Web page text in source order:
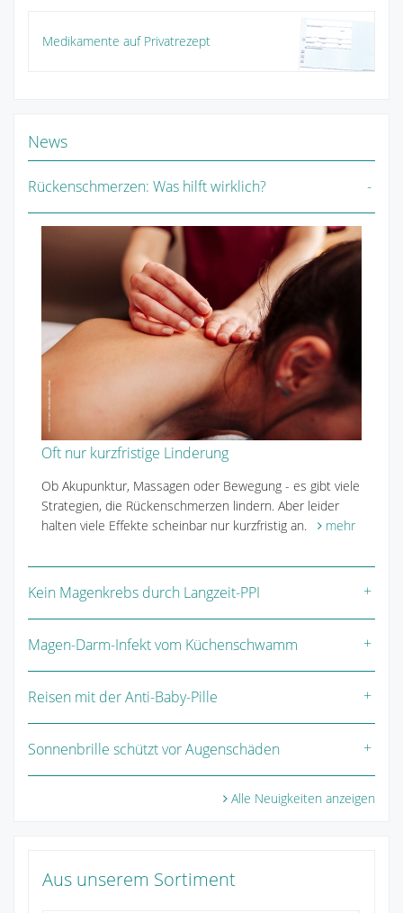
Medikamente auf Privatrezept
News
Rückenschmerzen: Was hilft wirklich?
Oft nur kurzfristige Linderung
Ob Akupunktur, Massagen oder Bewegung - es gibt viele
Strategien, die Rückenschmerzen lindern. Aber leider
halten viele Effekte scheinbar nur kurzfristig an.
mehr
Kein Magenkrebs durch Langzeit-PPI
Magen-Darm-Infekt vom Küchenschwamm
Reisen mit der Anti-Baby-Pille
Sonnenbrille schützt vor Augenschäden
Alle Neuigkeiten anzeigen
Aus unserem Sortiment